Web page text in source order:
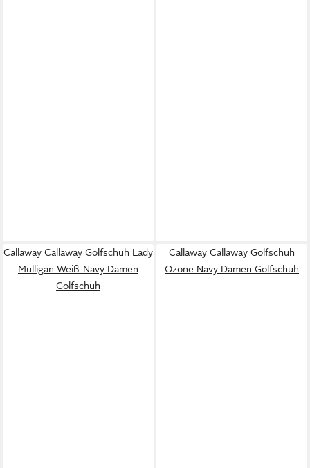
Callaway Callaway Golfschuh Lady
Mulligan Weiß-Navy Damen
Golfschuh
Callaway Callaway Golfschuh
Ozone Navy Damen Golfschuh